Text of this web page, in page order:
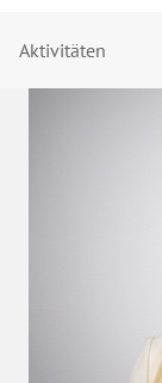
Aktivitäten